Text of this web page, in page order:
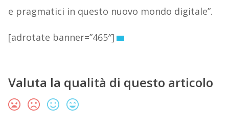
e pragmatici in questo nuovo mondo digitale”.
[adrotate banner=”465″]
Valuta la qualità di questo articolo